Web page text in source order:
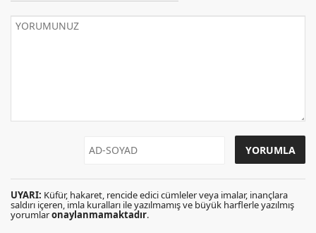
UYARI: Küfür, hakaret, rencide edici cümleler veya imalar, inançlara
saldırı içeren, imla kuralları ile yazılmamış ve büyük harflerle yazılmış
yorumlaronaylanmamaktadır.